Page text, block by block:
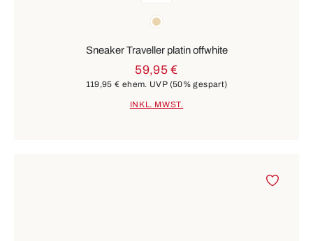
beige
Sneaker Traveller platin offwhite
59,95 €
119,95 € ehem. UVP (50% gespart)
INKL. MWST.